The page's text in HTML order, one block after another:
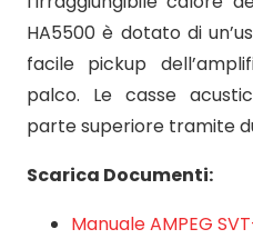
HA5500 è dotato di
facile pickup
palco. Le casse
parte superiore tramite
Scarica Documenti:
Manuale AMPEG